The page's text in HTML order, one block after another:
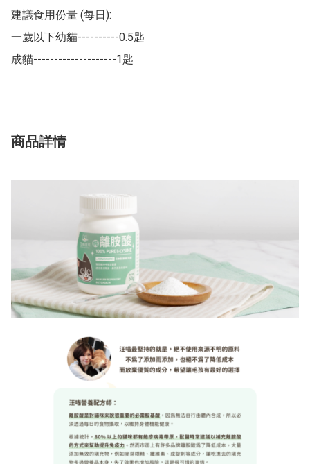
建議食用份量 (每日):
一歲以下幼貓----------0.5匙
成貓--------------------1匙
商品詳情